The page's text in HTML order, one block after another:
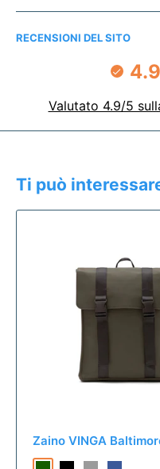
RECENSIONI DEL SITO
4.9
Valutato 4.9/5
Ti può
Zaino VINGA